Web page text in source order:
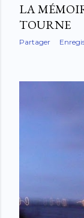
LA
TOURNE
Partager